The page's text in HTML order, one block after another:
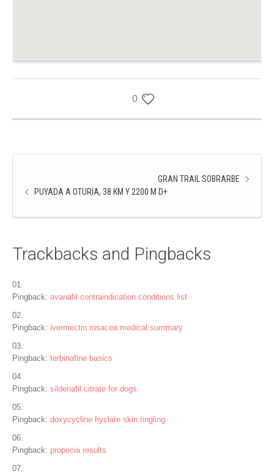
0
GRAN TRAIL SOBRARBE
PUYADA A OTURIA, 38 KM Y 2200 M D+
Trackbacks and Pingbacks
Pingback: avanafil contraindication conditions list
Pingback: ivermectin rosacea medical summary
Pingback: terbinafine basics
Pingback: sildenafil citrate for dogs
Pingback: doxycycline hyclate skin tingling
Pingback: propecia results